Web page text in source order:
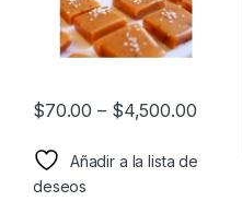
$70.00 – $4,500.00
Añadir a la lista de
deseos